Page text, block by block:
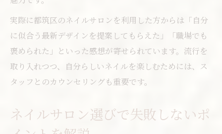
実際に都筑区のネイルサロンを利用した方からは「自分
に似合う最新デザインを提案してもらえた」「職場でも
褒められた」といった感想が寄せられています。流行を
取り入れつつ、自分らしいネイルを楽しむためには、ス
タッフとのカウンセリングも重要です。
ネイルサロン選びで失敗しないポ